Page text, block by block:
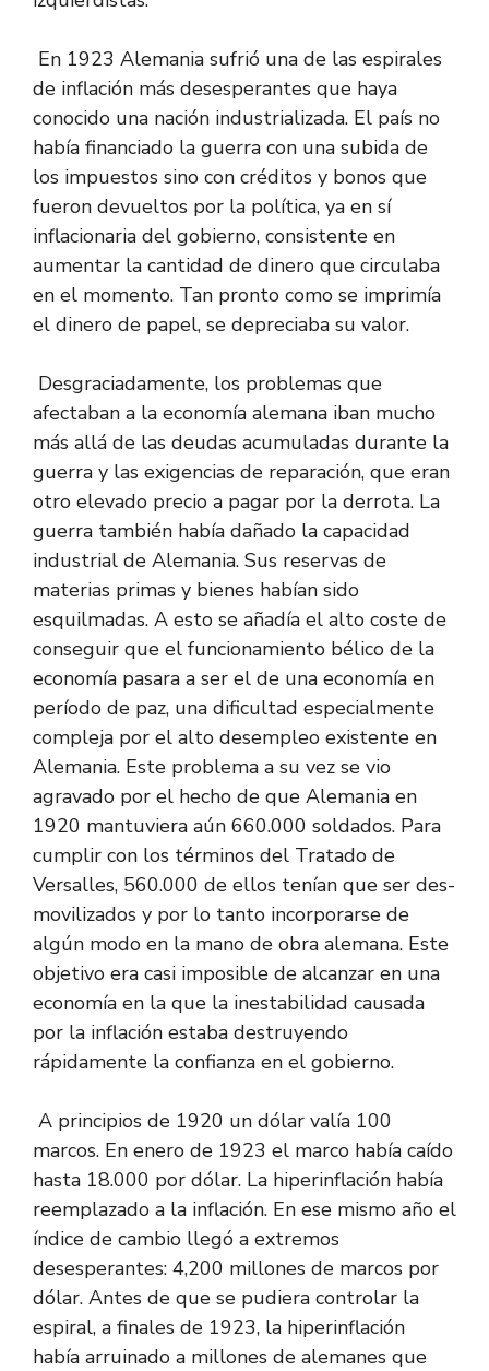
En 1923 Alemania sufrió una de las espirales
de inflación más desesperantes que haya
conocido una nación industrializada. El país no
había financiado la guerra con una subida de
los impuestos sino con créditos y bonos que
fueron devueltos por la política, ya en sí
inflacionaria del gobierno, consistente en
aumentar la cantidad de dinero que circulaba
en el momento. Tan pronto como se imprimía
el dinero de papel, se depreciaba su valor.
Desgraciadamente, los problemas que
afectaban a la economía alemana iban mucho
más allá de las deudas acumuladas durante la
guerra y las exigencias de reparación, que eran
otro elevado precio a pagar por la derrota. La
guerra también había dañado la capacidad
industrial de Alemania. Sus reservas de
materias primas y bienes habían sido
esquilmadas. A esto se añadía el alto coste de
conseguir que el funcionamiento bélico de la
economía pasara a ser el de una economía en
período de paz, una dificultad especialmente
compleja por el alto desempleo existente en
Alemania. Este problema a su vez se vio
agravado por el hecho de que Alemania en
1920 mantuviera aún 660.000 soldados. Para
cumplir con los términos del Tratado de
Versalles, 560.000 de ellos tenían que ser des-
movilizados y por lo tanto incorporarse de
algún modo en la mano de obra alemana. Este
objetivo era casi imposible de alcanzar en una
economía en la que la inestabilidad causada
por la inflación estaba destruyendo
rápidamente la confianza en el gobierno.
A principios de 1920 un dólar valía 100
marcos. En enero de 1923 el marco había caído
hasta 18.000 por dólar. La hiperinflación había
reemplazado a la inflación. En ese mismo año el
índice de cambio llegó a extremos
desesperantes: 4,200 millones de marcos por
dólar. Antes de que se pudiera controlar la
espiral, a finales de 1923, la hiperinflación
había arruinado a millones de alemanes que